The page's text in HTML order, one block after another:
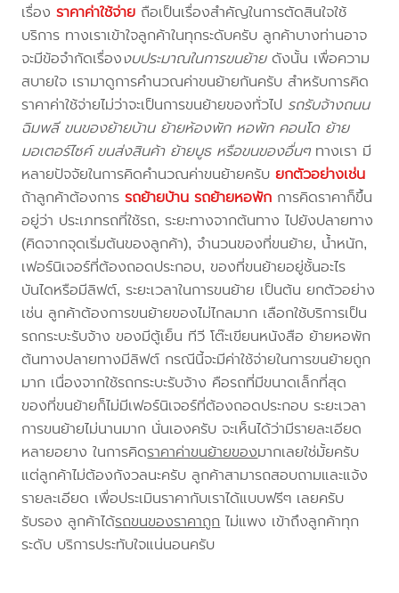
เรื่องราคาค่าใช้จ่าย ถือเป็นเรื่องสำคัญในการตัดสินใจใช้
บริการ ทางเราเข้าใจลูกค้าในทุกระดับครับ ลูกค้าบางท่านอาจ
จะมีข้อจำกัดเรื่องงบประมาณในการขนย้ายดังนั้น เพื่อความ
สบายใจ เรามาดูการคำนวณค่าขนย้ายกันครับ สำหรับการคิด
ราคาค่าใช้จ่ายไม่ว่าจะเป็นการขนย้ายของทั่วไป รถรับจ้างถนน
ฉิมพลี ขนของย้ายบ้าน ย้ายห้องพัก หอพัก คอนโด ย้าย
มอเตอร์ไซค์ ขนส่งสินค้า ย้ายบูธ หรือขนของอื่นๆทางเรา มี
หลายปัจจัยในการคิดคำนวณค่าขนย้ายครับยกตัวอย่างเช่น
ถ้าลูกค้าต้องการรถย้ายบ้าน รถย้ายหอพัก การคิดราคาก็ขึ้น
อยู่ว่า ประเภทรถที่ใช้รถ, ระยะทางจากต้นทาง ไปยังปลายทาง
(คิดจากจุดเริ่มต้นของลูกค้า), จำนวนของที่ขนย้าย, น้ำหนัก,
เฟอร์นิเจอร์ที่ต้องถอดประกอบ, ของที่ขนย้ายอยู่ชั้นอะไร
บันไดหรือมีลิฟต์, ระยะเวลาในการขนย้าย เป็นต้น ยกตัวอย่าง
เช่น ลูกค้าต้องการขนย้ายของไม่ไกลมาก เลือกใช้บริการเป็น
รถกระบะรับจ้าง ของมีตู้เย็น ทีวี โต๊ะเขียนหนังสือ ย้ายหอพัก
ต้นทางปลายทางมีลิฟต์ กรณีนี้จะมีค่าใช้จ่ายในการขนย้ายถูก
มาก เนื่องจากใช้รถกระบะรับจ้าง คือรถที่มีขนาดเล็กที่สุด
ของที่ขนย้ายก็ไม่มีเฟอร์นิเจอร์ที่ต้องถอดประกอบ ระยะเวลา
การขนย้ายไม่นานมาก นั่นเองครับ จะเห็นได้ว่ามีรายละเอียด
หลายอยาง ในการคิดราคาค่าขนย้ายของมากเลยใช่มั้ยครับ
แต่ลูกค้าไม่ต้องกังวลนะครับ ลูกค้าสามารถสอบถามและแจ้ง
รายละเอียด เพื่อประเมินราคากับเราได้แบบฟรีๆ เลยครับ
รับรอง ลูกค้าได้รถขนของราคาถูกไม่แพง เข้าถึงลูกค้าทุก
ระดับ บริการประทับใจแน่นอนครับ